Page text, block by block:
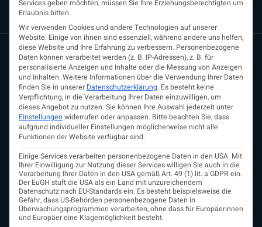
ÖGN
Über uns
Vorstand
Beirat
Arbeitsgemeinschaften
assoziierte Gesellschaften
EAN
Fördermitglieder
Services geben möchten, müssen Sie Ihre Erziehungsberechtigten um
Erlaubnis bitten.
Wir verwenden Cookies und andere Technologien auf unserer
Website. Einige von ihnen sind essenziell, während andere uns helfen,
diese Website und Ihre Erfahrung zu verbessern. Personenbezogene
Daten können verarbeitet werden (z. B. IP-Adressen), z. B. für
personalisierte Anzeigen und Inhalte oder die Messung von Anzeigen
und Inhalten.Weitere Informationen über die Verwendung Ihrer Daten
finden Sie in unserer Datenschutzerklärung. Es besteht keine
Verpflichtung, in die Verarbeitung Ihrer Daten einzuwilligen, um
dieses Angebot zu nutzen.Sie können Ihre Auswahl jederzeit unter
Einstellungen widerrufen oder anpassen. Bitte beachten Sie, dass
aufgrund individueller Einstellungen möglicherweise nicht alle
Funktionen der Website verfügbar sind.
Einige Services verarbeiten personenbezogene Daten in den USA. Mit
Ihrer Einwilligung zur Nutzung dieser Services willigen Sie auch in die
Verarbeitung Ihrer Daten in den USA gemäß Art. 49 (1) lit. a GDPR ein.
Der EuGH stuft die USA als ein Land mit unzureichendem
Datenschutz nach EU-Standards ein. Es besteht beispielsweise die
Gefahr, dass US-Behörden personenbezogene Daten in
Überwachungsprogrammen verarbeiten, ohne dass für Europäerinnen
und Europäer eine Klagemöglichkeit besteht.